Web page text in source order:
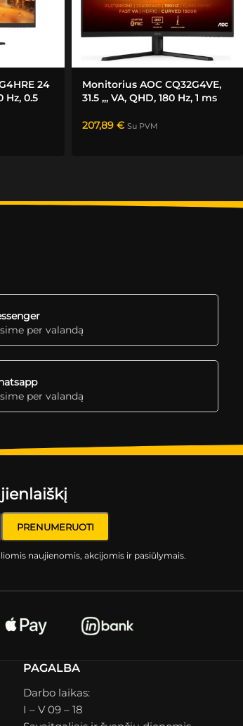
24
Hz, 0.5
Monitorius AOC CQ32G4VE,
31.5 „, VA, QHD, 180 Hz, 1 ms
207,89 € Su PVM
per valandą
per valandą
naujienomis, akcijomis ir pasiūlymais.
PAGALBA
Darbo laikas:
I – V 09 – 18